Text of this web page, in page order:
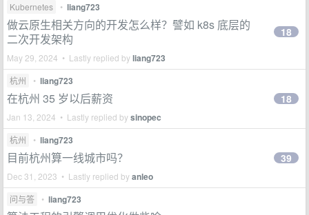
Kubernetes • liang723
做云原生相关方向的开发怎么样？譬如 k8s 底层的
二次开发架构
May 29, 2024 • Lastly replied byliang723
18
杭州 • liang723
在杭州 35 岁以后薪资
Jan 13, 2024 • Lastly replied bysinopec
18
杭州 • liang723
目前杭州算一线城市吗？
Dec 31, 2023 • Lastly replied byanleo
39
问与答 • liang723